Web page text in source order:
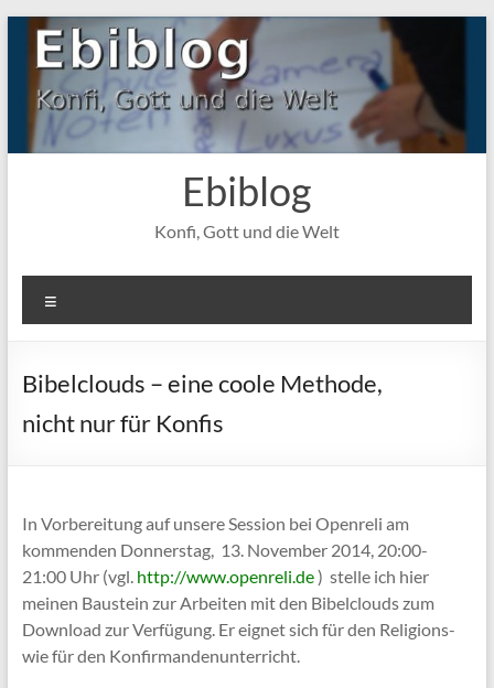
Zum
Inhalt
springen
Ebiblog
Konfi, Gott und die Welt
Bibelclouds – eine coole Methode,
nicht nur für Konfis
In Vorbereitung auf unsere Session bei Openreli am
kommenden Donnerstag, 13. November 2014, 20:00-
21:00 Uhr (vgl. http://www.openreli.de) stelle ich hier
meinen Baustein zur Arbeiten mit den Bibelclouds zum
Download zur Verfügung. Er eignet sich für den Religions-
wie für den Konfirmandenunterricht.